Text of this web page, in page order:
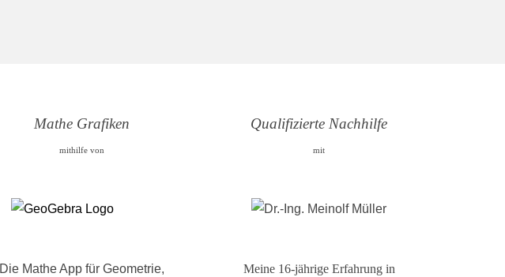
Mathe Grafiken
mithilfe von
Die Mathe App für Geometrie,
Qualifizierte Nachhilfe
mit
Meine 16-jährige Erfahrung in